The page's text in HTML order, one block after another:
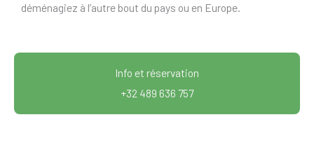
déménagiez à l’autre bout du pays ou en Europe.
Info et réservation
+32 489 636 757